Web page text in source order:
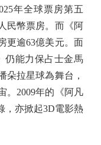
年全球票房第五
民幣票房。而《阿
更逾63億美元。面
仍能力保占士金馬
朵拉星球為舞台，
。2009年的《阿凡
，亦掀起3D電影熱